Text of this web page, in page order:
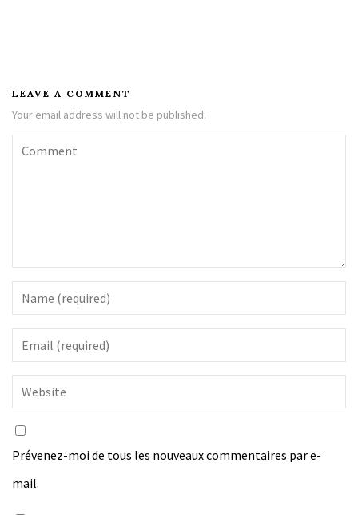
LEAVE A COMMENT
Your email address will not be published.
Prévenez-moi de tous les nouveaux commentaires par e-
mail.